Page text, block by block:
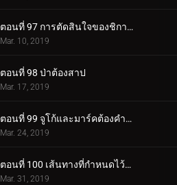
ตอนที่ 97 การตัดสินใจของชิกาได
Mar. 10, 2019
ตอนที่ 98 ป่าต้องสาป
Mar. 17, 2019
ตอนที่ 99 จูโก้และมาร์คต้องคำสาป
Mar. 24, 2019
ตอนที่ 100 เส้นทางที่กำหนดไว้ล่วงหน้า
Mar. 31, 2019